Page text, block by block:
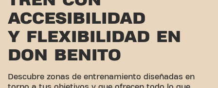
ACCESIBILIDAD
Y FLEXIBILIDAD EN
DON BENITO
Descubre zonas de entrenamiento diseñadas en